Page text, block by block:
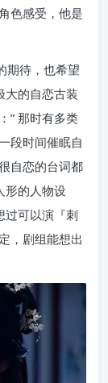
色感受，他是
期待，也希望
大的自恋古装
” 那时有多类
段时间催眠自
自恋的台词都
形的人物设
过可以演『刺
，剧组能想出